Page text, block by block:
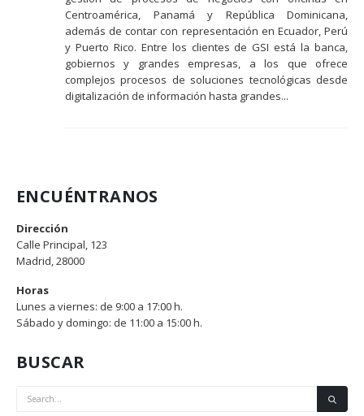
Centroamérica, Panamá y República Dominicana,
además de contar con representación en Ecuador, Perú
y Puerto Rico. Entre los clientes de GSI está la banca,
gobiernos y grandes empresas, a los que ofrece
complejos procesos de soluciones tecnológicas desde
digitalización de información hasta grandes...
ENCUÉNTRANOS
Dirección
Calle Principal, 123
Madrid, 28000
Horas
Lunes a viernes: de 9:00 a 17:00 h.
Sábado y domingo: de 11:00 a 15:00 h.
BUSCAR